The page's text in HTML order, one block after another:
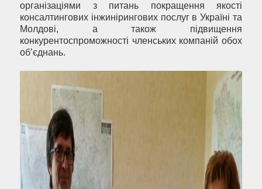
організаціями з питань покращення якості
консалтингових інжинірингових послуг в Україні та
Молдові, а також підвищення
конкурентоспроможності членських компаній обох
об’єднань.